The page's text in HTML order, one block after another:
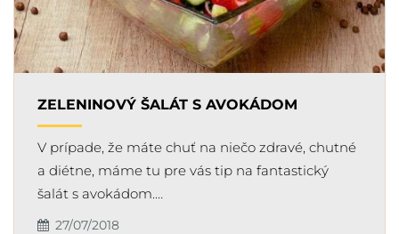
ZELENINOVÝ ŠALÁT S AVOKÁDOM
V prípade, že máte chuť na niečo zdravé, chutné
a diétne, máme tu pre vás tip na fantastický
šalát s avokádom.…
27/07/2018